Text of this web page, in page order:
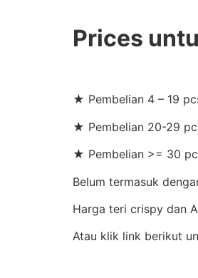
Prices
★ Pembelian 4 – 19
★ Pembelian 20-29
★ Pembelian >= 30
Belum termasuk
Harga teri crispy dan
Atau klik link berikut